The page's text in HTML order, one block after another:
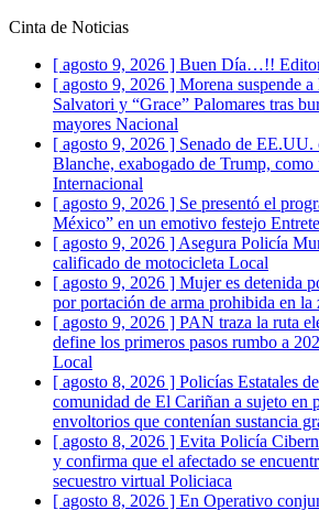
Cinta de Noticias
[ agosto 9, 2026 ] Buen Día…!!
[ agosto 9, 2026 ] Morena suspende
Salvatori y “Grace” Palomares tras
mayores Nacional
[ agosto 9, 2026 ] Senado de EE.UU.
Blanche, exabogado de Trump, como
Internacional
[ agosto 9, 2026 ] Se presentó el
México” en un emotivo festejo
[ agosto 9, 2026 ] Asegura Policía
calificado de motocicleta Local
[ agosto 9, 2026 ] Mujer es detenida
por portación de arma prohibida en la
[ agosto 9, 2026 ] PAN traza la ruta
define los primeros pasos rumbo a
Local
[ agosto 8, 2026 ] Policías Estatales
comunidad de El Cariñan a sujeto en
envoltorios que contenían sustancia
[ agosto 8, 2026 ] Evita Policía
y confirma que el afectado se
secuestro virtual Policiaca
[ agosto 8, 2026 ] En Operativo